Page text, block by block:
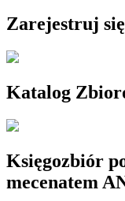
Zarejestruj
Katalog
Księgozbiór
mecenatem